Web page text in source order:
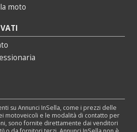
moto
su Annunci InSella, come i prezzi delle
motoveicoli e le modalità di contatto per
sono fornite direttamente dai venditori